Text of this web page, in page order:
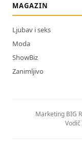
MAGAZIN
Ljubav i seks
Moda
ShowBiz
Zanimljivo
Marketing BIG